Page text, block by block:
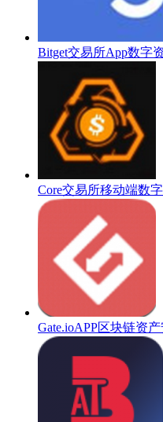
Bitget交易所App数字
Core交易所移动端数
Gate.ioAPP区块链资